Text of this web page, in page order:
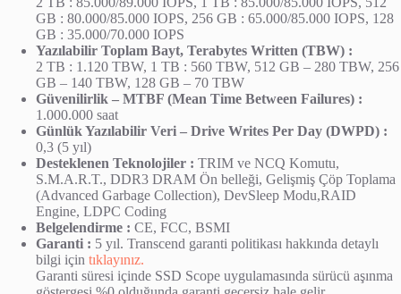
GB : 80.000/85.000 IOPS, 256 GB : 65.000/85.000 IOPS, 128
GB : 35.000/70.000 IOPS
Yazılabilir Toplam Bayt, Terabytes Written (TBW) :
2 TB : 1.120 TBW, 1 TB : 560 TBW, 512 GB – 280 TBW, 256
GB – 140 TBW, 128 GB – 70 TBW
Güvenilirlik – MTBF (Mean Time Between Failures) :
1.000.000 saat
Günlük Yazılabilir Veri – Drive Writes Per Day (DWPD) :
0,3 (5 yıl)
Desteklenen Teknolojiler : TRIM ve NCQ Komutu,
S.M.A.R.T., DDR3 DRAM Ön belleği, Gelişmiş Çöp Toplama
(Advanced Garbage Collection), DevSleep Modu,RAID
Engine, LDPC Coding
Belgelendirme : CE, FCC, BSMI
Garanti : 5 yıl. Transcend garanti politikası hakkında detaylı
bilgi için tıklayınız.
Garanti süresi içinde SSD Scope uygulamasında sürücü aşınma